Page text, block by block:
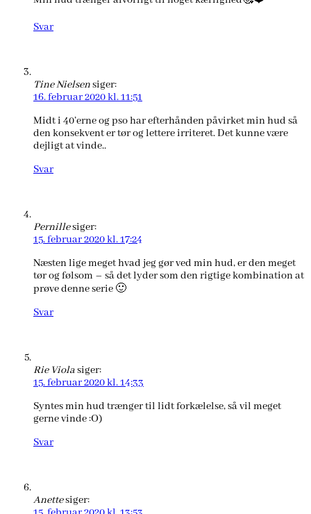
Svar
Tine Nielsensiger:
16. februar 2020 kl. 11:51
Midt i 40’erne og pso har efterhånden påvirket min hud så
den konsekvent er tør og lettere irriteret. Det kunne være
dejligt at vinde..
Svar
Pernillesiger:
15. februar 2020 kl. 17:24
Næsten lige meget hvad jeg gør ved min hud, er den meget
tør og følsom – så det lyder som den rigtige kombination at
prøve denne serie 🙂
Svar
Rie Violasiger:
15. februar 2020 kl. 14:33
Syntes min hud trænger til lidt forkælelse, så vil meget
gerne vinde :O)
Svar
Anettesiger: